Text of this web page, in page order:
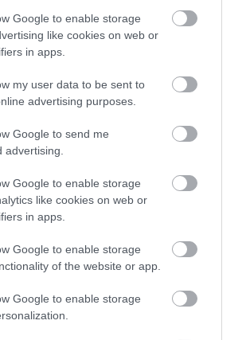
Google to enable storage
like cookies on web or
in apps.
my user data to be sent to
advertising purposes.
Google to send me
advertising.
Google to enable storage
like cookies on web or
in apps.
Google to enable storage
of the website or app.
Google to enable storage
1 0
17.
hanem többféle olcsó tészta-
és húsételt baráti áron. A
kiszolgálás gyors, udvarias, az
adagok bőségesek.
A fő gond az, hogy az étterem
központban és a sétányon
sem. Mivel csak úgy lehet
eljutni oda, hogy elsétálunk a
drága Mediterraneo és a lepra